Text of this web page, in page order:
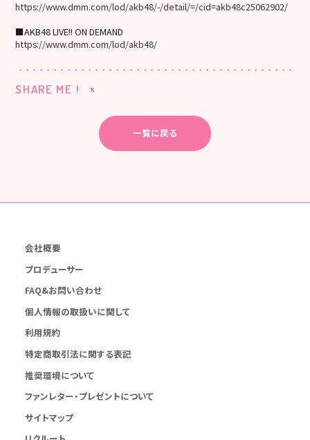
https://www.dmm.com/lod/akb48/-/detail/=/cid=akb48c25062902/
■AKB48 LIVE!! ON DEMAND
https://www.dmm.com/lod/akb48/
SHARE ME !
一覧に戻る
会社概要
プロデューサー
FAQ&お問い合わせ
個人情報の取扱いに関して
利用規約
特定商取引法に関する表記
推奨環境について
ファンレター・プレゼントについて
サイトマップ